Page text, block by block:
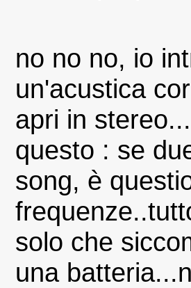
no no no, io
un'acustica
apri in
questo : se
song, è
solo che
una